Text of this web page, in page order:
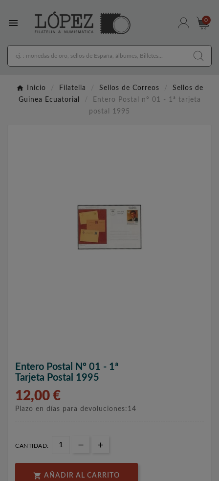
 0
Inicio Filatelia Sellos de Correos
Sellos de
Guinea Ecuatorial
Entero Postal nº 01 - 1ª tarjeta
postal 1995
Entero Postal Nº 01 - 1ª
Tarjeta Postal 1995
12,00 €
Plazo en días para devoluciones:14
CANTIDAD:
 AÑADIR AL CARRITO